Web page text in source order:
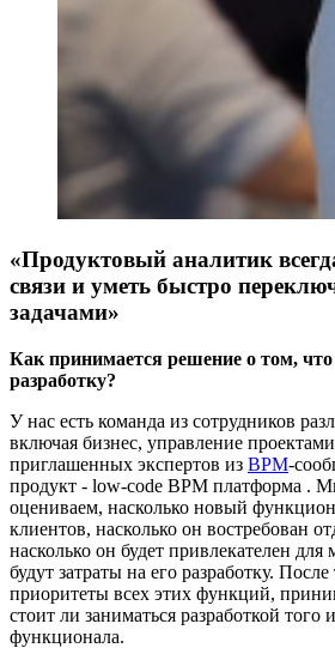
«Продуктовый аналитик
связи и уметь быстро
задачами»
Как принимается решение о том, что
разработку?
У нас есть команда из сотрудников
включая бизнес, управление
приглашенных экспертов из BPM-
продукт - low-code BPM платформа .
оцениваем, насколько новый
клиентов, насколько он востребован
насколько он будет привлекателен
будут затраты на его разработку.
приоритеты всех этих функций,
стоит ли заниматься разработкой того
функционала.